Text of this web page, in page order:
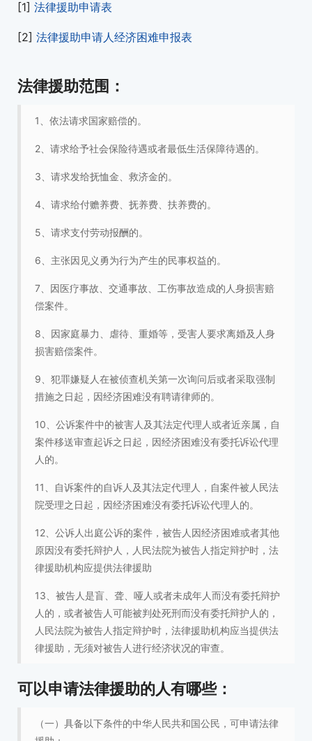
[1] 法律援助申请表
[2] 法律援助申请人经济困难申报表
法律援助范围：
1、依法请求国家赔偿的。
2、请求给予社会保险待遇或者最低生活保障待遇的。
3、请求发给抚恤金、救济金的。
4、请求给付赡养费、抚养费、扶养费的。
5、请求支付劳动报酬的。
6、主张因见义勇为行为产生的民事权益的。
7、因医疗事故、交通事故、工伤事故造成的人身损害赔
偿案件。
8、因家庭暴力、虐待、重婚等，受害人要求离婚及人身
损害赔偿案件。
9、犯罪嫌疑人在被侦查机关第一次询问后或者采取强制
措施之日起，因经济困难没有聘请律师的。
10、公诉案件中的被害人及其法定代理人或者近亲属，自
案件移送审查起诉之日起，因经济困难没有委托诉讼代理
人的。
11、自诉案件的自诉人及其法定代理人，自案件被人民法
院受理之日起，因经济困难没有委托诉讼代理人的。
12、公诉人出庭公诉的案件，被告人因经济困难或者其他
原因没有委托辩护人，人民法院为被告人指定辩护时，法
律援助机构应提供法律援助
13、被告人是盲、聋、哑人或者未成年人而没有委托辩护
人的，或者被告人可能被判处死刑而没有委托辩护人的，
人民法院为被告人指定辩护时，法律援助机构应当提供法
律援助，无须对被告人进行经济状况的审查。
可以申请法律援助的人有哪些：
（一）具备以下条件的中华人民共和国公民，可申请法律